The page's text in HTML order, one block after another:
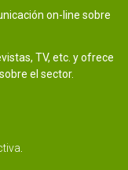
on-line sobre
TV, etc. y ofrece
el sector.